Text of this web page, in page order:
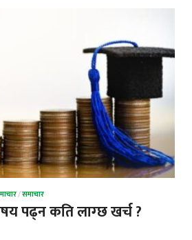
/समाचार
पढ्न कति लाग्छ खर्च ?